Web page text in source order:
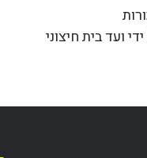
ועד בית חיצוני